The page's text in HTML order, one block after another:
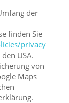
der
finden Sie
privacy
USA.
von
Maps